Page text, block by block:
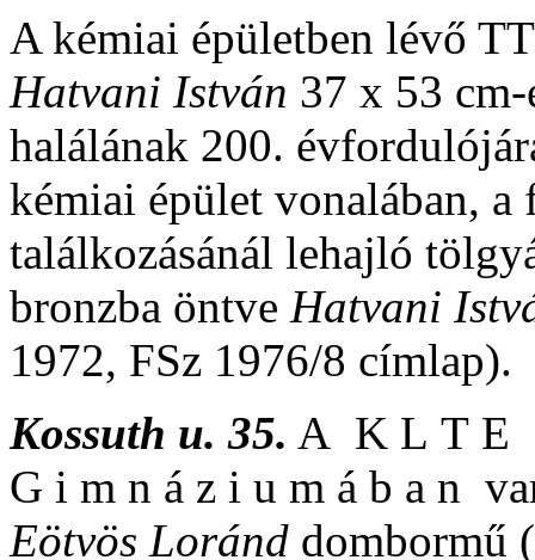
A kémiai épületben lévő
Hatvani István 37 x 53
halálának 200.
kémiai épület vonalában,
találkozásánál lehajló
bronzba öntve Hatvani
1972, FSz 1976/8 címlap).
Kossuth u. 35. A K L T E
G i m n á z i u m á b a n
Eötvös Loránd dombormű